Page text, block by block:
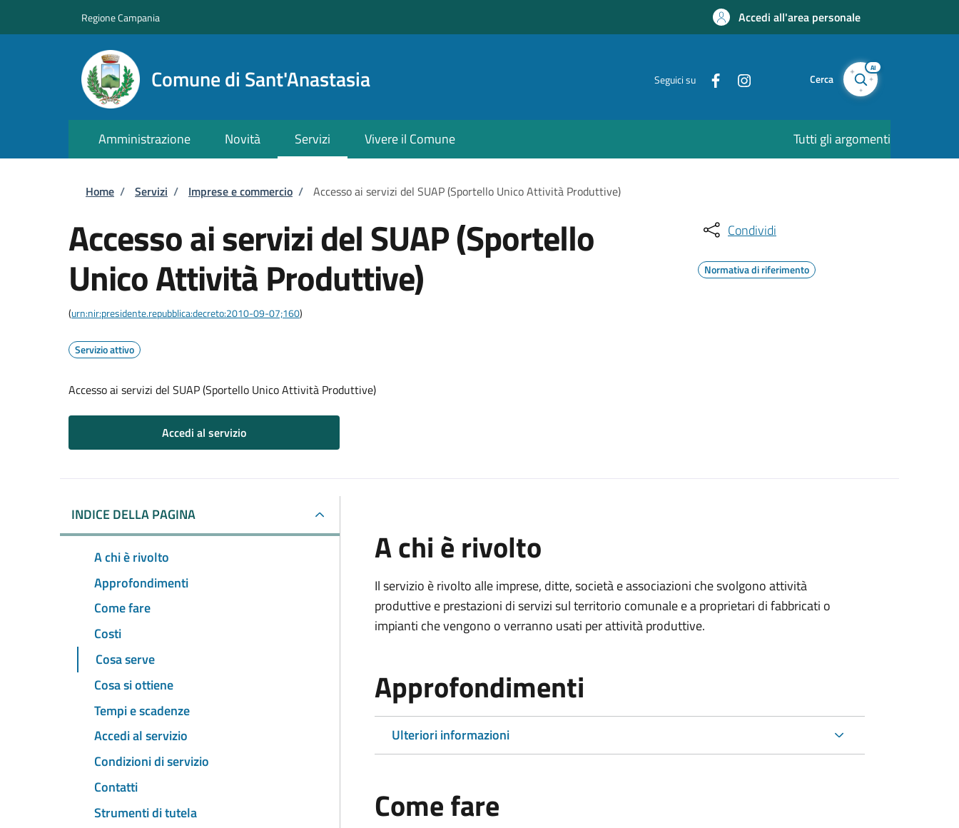
Regione Campania Accedi all'area personale
Comune di Sant'Anastasia Seguici su Cerca
AI
Amministrazione Novità Servizi Vivere il Comune Tutti gli argomenti
Briciole di pane
Home / Servizi / Imprese e commercio / Accesso ai servizi del SUAP (Sportello Unico Attività Produttive)
Accesso ai servizi del SUAP (Sportello
Unico Attività Produttive)
(urn:nir:presidente.repubblica:decreto:2010-09-07;160)
Servizio attivo
Accesso ai servizi del SUAP (Sportello Unico Attività Produttive)
Accedi al servizio
Condividi
Normativa di riferimento
INDICE DELLA PAGINA
A chi è rivolto
Approfondimenti
Come fare
Costi
Cosa serve
Cosa si ottiene
Tempi e scadenze
Accedi al servizio
Condizioni di servizio
Contatti
Strumenti di tutela
A chi è rivolto
Il servizio è rivolto alle imprese, ditte, società e associazioni che svolgono attività
produttive e prestazioni di servizi sul territorio comunale e a proprietari di fabbricati o
impianti che vengono o verranno usati per attività produttive.
Approfondimenti
Ulteriori informazioni
Come fare